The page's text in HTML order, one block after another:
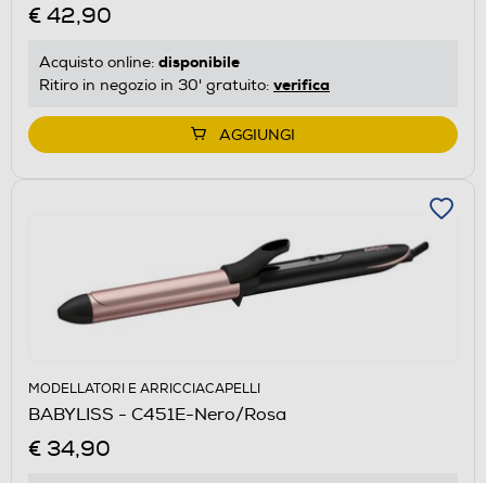
€ 42,90
Acquisto online: disponibile
Ritiro in negozio in 30' gratuito: verifica
AGGIUNGI
MODELLATORI E ARRICCIACAPELLI
BABYLISS - C451E-Nero/Rosa
€ 34,90